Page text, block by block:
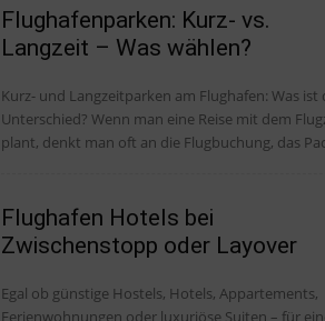
Flughafenparken: Kurz- vs.
Langzeit – Was wählen?
Kurz- und Langzeitparken am Flughafen: Was ist
Unterschied? Wenn man eine Reise mit dem Flugzeug
plant, denkt man oft an die Flugbuchung, das
Flughafen Hotels bei
Zwischenstopp oder Layover
Egal ob günstige Hostels, Hotels, Appartements,
Ferienwohnungen oder luxuriöse Suiten – für